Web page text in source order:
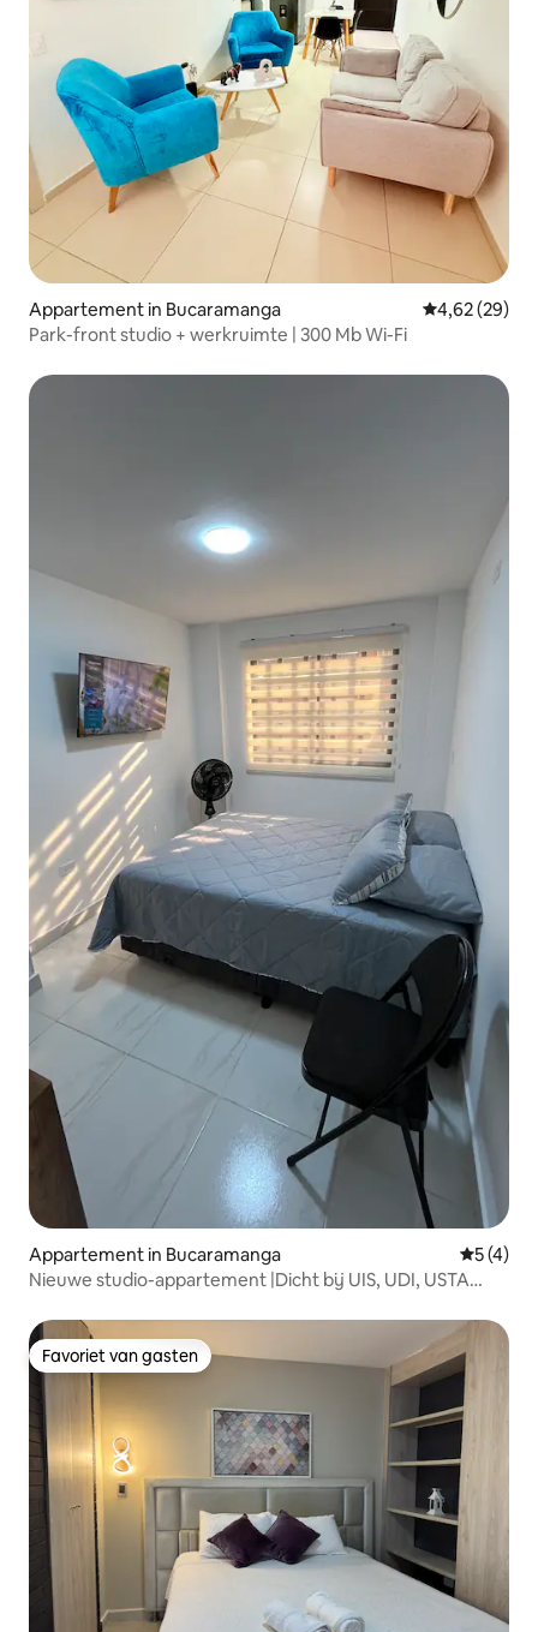
Appartement in Bucaramanga Gemiddelde
4,62 (29)
Park-front studio + werkruimte | 300 Mb Wi-Fi
Appartement in Bucaramanga
5 (4)
Nieuwe studio-appartement |Dicht bij UIS, UDI, USTA
Favoriet van gasten
Favoriet van gasten